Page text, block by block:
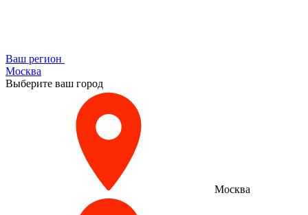
Ваш регион
Москва
Выберите ваш город
Москва